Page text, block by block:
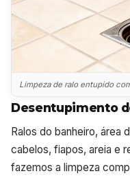
Limpeza de ralo entupido
Desentupimento
Ralos do banheiro, área
cabelos, fiapos, areia e
fazemos a limpeza